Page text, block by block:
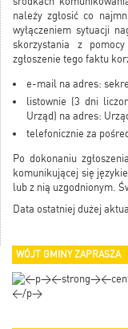
należy zgłosić co
wyłączeniem sytuacji
skorzystania z
zgłoszenie tego faktu
e-mail na adres:
listownie (3 dni
Urząd) na adres:
telefonicznie za
Po dokonaniu
komunikującej się
lub z nią uzgodnionym.
Data ostatniej dużej
WÓJT GMINY ZAPRASZA